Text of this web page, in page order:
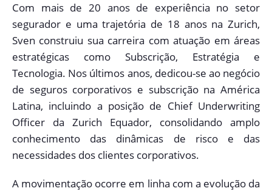
Com mais de 20 anos de experiência no setor
segurador e uma trajetória de 18 anos na Zurich,
Sven construiu sua carreira com atuação em áreas
estratégicas como Subscrição, Estratégia e
Tecnologia. Nos últimos anos, dedicou-se ao negócio
de seguros corporativos e subscrição na América
Latina, incluindo a posição de Chief Underwriting
Officer da Zurich Equador, consolidando amplo
conhecimento das dinâmicas de risco e das
necessidades dos clientes corporativos.
A movimentação ocorre em linha com a evolução da